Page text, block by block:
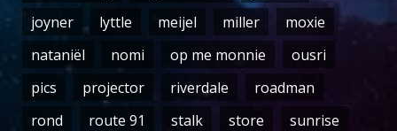
joyner
lyttle meijel miller
moxie
nataniël
nomi op me monnie
ousri
pics
projector riverdale
roadman
rond
route 91 stalk store sunrise